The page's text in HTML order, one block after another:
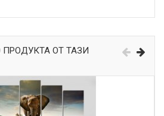
ОТ ТАЗИ